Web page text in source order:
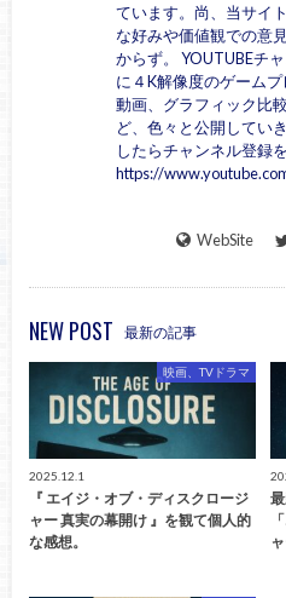
ています。尚、当サイ
な好みや価値観での意
からず。 YOUTUBEチ
に４K解像度のゲーム
動画、グラフィック比
ど、色々と公開してい
したらチャンネル登録
https://
WebSite
NEW POST 最新の記事
映画、TVドラマ
2025.12.1
『 エイジ・オブ・ディスクロージ
ャー 真実の幕開け 』を観て個人的
な感想。